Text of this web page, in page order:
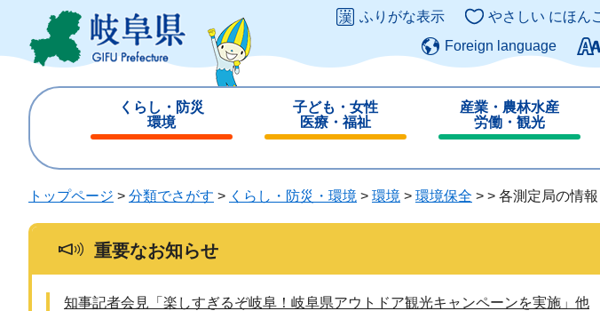
ジ
ュ
このペー
ふりがな表示 やさしい にほん
Foreign language
くらし・防災
環境
じ
子ども・女性
医療・福祉
じ
産業・農林水産
労働・観光
じ
る
トップページ > 分類でさがす > くらし・防災・環境 > 環境 > 環境保全 > > 各測定局の情報
重要なお知らせ
知事記者会見「楽しすぎるぞ岐阜！岐阜県アウトドア観光キャンペーンを実施」他